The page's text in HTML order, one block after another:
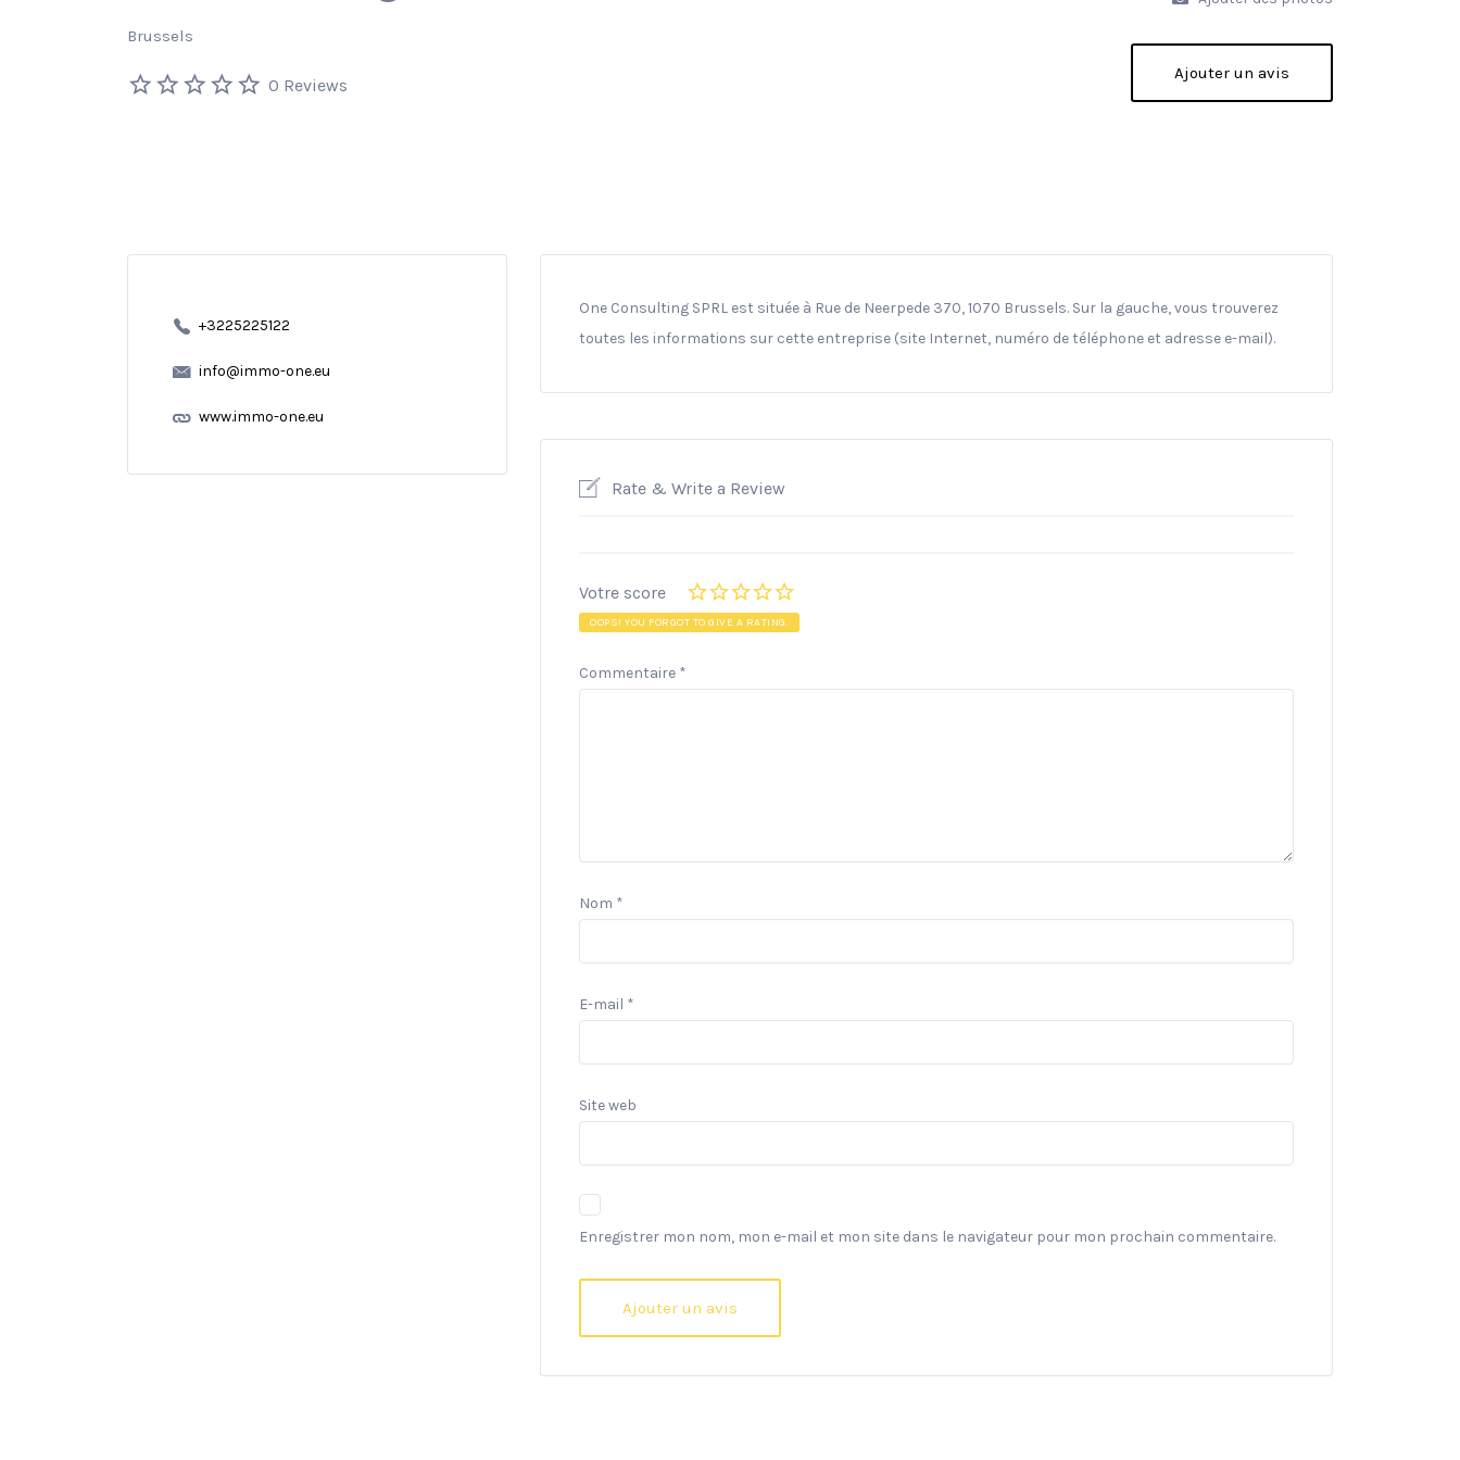
Brussels
0 Reviews
Ajouter un avis
+3225225122
info@immo-one.eu
www.immo-one.eu
One Consulting SPRL est située à Rue de Neerpede 370, 1070 Brussels. Sur la gauche, vous trouverez
toutes les informations sur cette entreprise (site Internet, numéro de téléphone et adresse e-mail).
Rate & Write a Review
Votre score
OOPS! YOU FORGOT TO GIVE A RATING.
Commentaire *
Nom *
E-mail *
Site web
Enregistrer mon nom, mon e-mail et mon site dans le navigateur pour mon prochain commentaire.